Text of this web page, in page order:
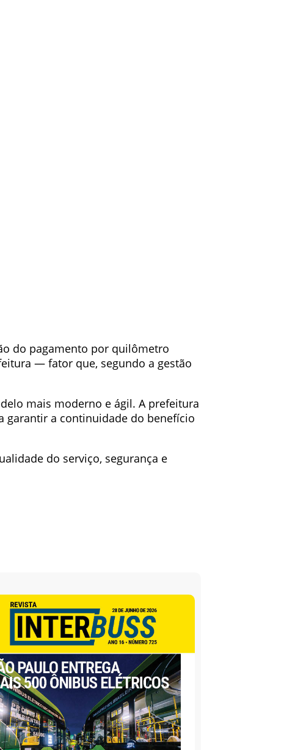
do pagamento por quilômetro
— fator que, segundo a gestão
mais moderno e ágil. A prefeitura
garantir a continuidade do benefício
do serviço, segurança e